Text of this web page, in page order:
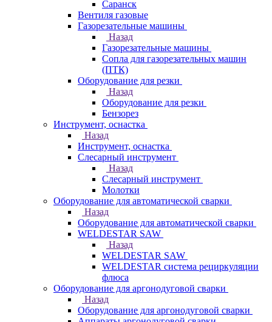
Саранск
Вентиля газовые
Газорезательные машины
Назад
Газорезательные машины
Сопла для газорезательных машин
(ПТК)
Оборудование для резки
Назад
Оборудование для резки
Бензорез
Инструмент, оснастка
Назад
Инструмент, оснастка
Слесарный инструмент
Назад
Слесарный инструмент
Молотки
Оборудование для автоматической сварки
Назад
Оборудование для автоматической сварки
WELDESTAR SAW
Назад
WELDESTAR SAW
WELDESTAR система рециркуляции
флюса
Оборудование для аргонодуговой сварки
Назад
Оборудование для аргонодуговой сварки